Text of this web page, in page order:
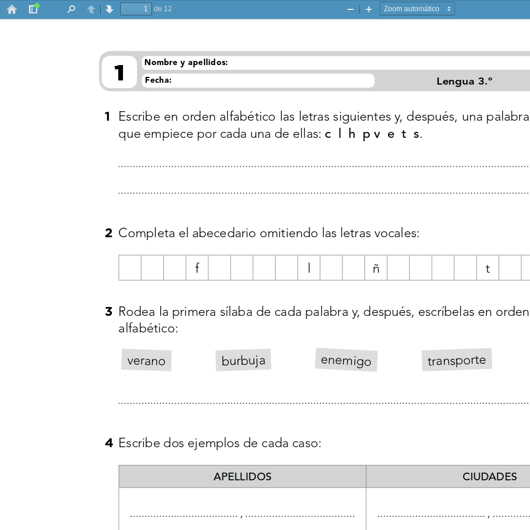
Barra
BuscarAnteriorSiguiente
de 12
Zoom
Zoom
1 Lengua 3.º
Fecha:
Nombre y apellidos:
1
Escribe en orden alfabético las letras siguientes y, después, una palabra
que empiece por cada una de ellas: c  l  h  p v  e  t  s
2 Completa el abecedario omitiendo las letras vocales:
f l ñ t
3 Rodea la primera sílaba de cada palabra y, después, escríbelas en orden
alfabético:
4 Escribe dos ejemplos de cada caso:
APELLIDOS CIUDADES
burbuja enemigo transporte
verano